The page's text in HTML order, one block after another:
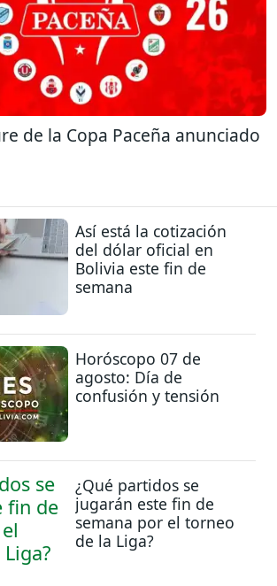
de la Copa Paceña anunciado
Así está la cotización
del dólar oficial en
Bolivia este fin de
semana
Horóscopo 07 de
agosto: Día de
confusión y tensión
¿Qué partidos se
jugarán este fin de
semana por el torneo
de la Liga?